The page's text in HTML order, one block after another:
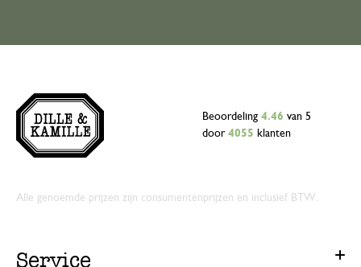
Beoordeling 4.46 van 5
door 4055 klanten
Alle genoemde prijzen zijn consumentenprijzen en inclusief BTW.
Service